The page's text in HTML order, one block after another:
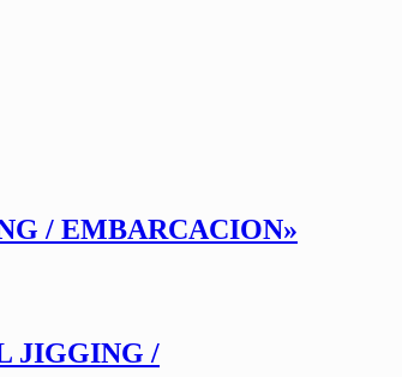
/ EMBARCACION»
JIGGING /